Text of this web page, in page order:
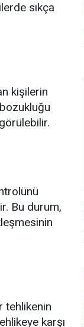
sıkça
kişilerin
Bu durum,
tehlikenin
karşı